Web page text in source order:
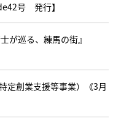
号 発行】
が巡る、練馬の街』
定創業支援等事業）《3月